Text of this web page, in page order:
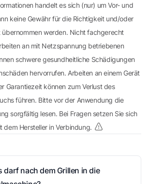
handelt es sich (nur) um Vor- und
keine Gewähr für die Richtigkeit und/oder
übernommen werden. Nicht fachgerecht
an mit Netzspannung betriebenen
schwere gesundheitliche Schädigungen
hervorrufen. Arbeiten an einem Gerät
Garantiezeit können zum Verlust des
führen. Bitte vor der Anwendung die
sorgfältig lesen. Bei Fragen setzen Sie sich
dem Hersteller in Verbindung.
darf nach dem Grillen in die